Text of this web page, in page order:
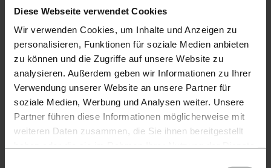
Diese Webseite verwendet Cookies
Wir verwenden Cookies, um Inhalte und Anzeigen zu
personalisieren, Funktionen für soziale Medien anbieten
zu können und die Zugriffe auf unsere Website zu
analysieren. Außerdem geben wir Informationen zu Ihrer
Verwendung unserer Website an unsere Partner für
soziale Medien, Werbung und Analysen weiter. Unsere
Partner führen diese Informationen möglicherweise mit
weiteren Daten zusammen, die Sie ihnen bereitgestellt